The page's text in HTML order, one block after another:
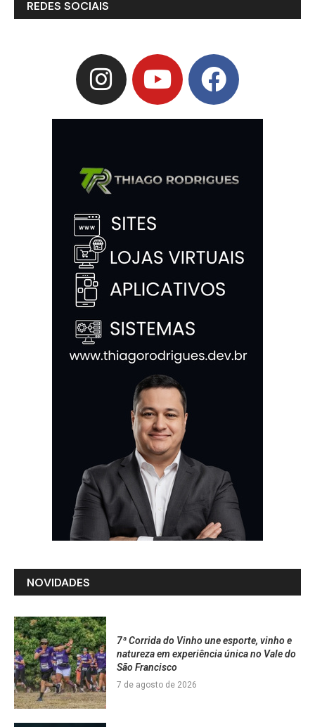
REDES SOCIAIS
NOVIDADES
7ª Corrida do Vinho une esporte, vinho e
natureza em experiência única no Vale do
São Francisco
7 de agosto de 2026